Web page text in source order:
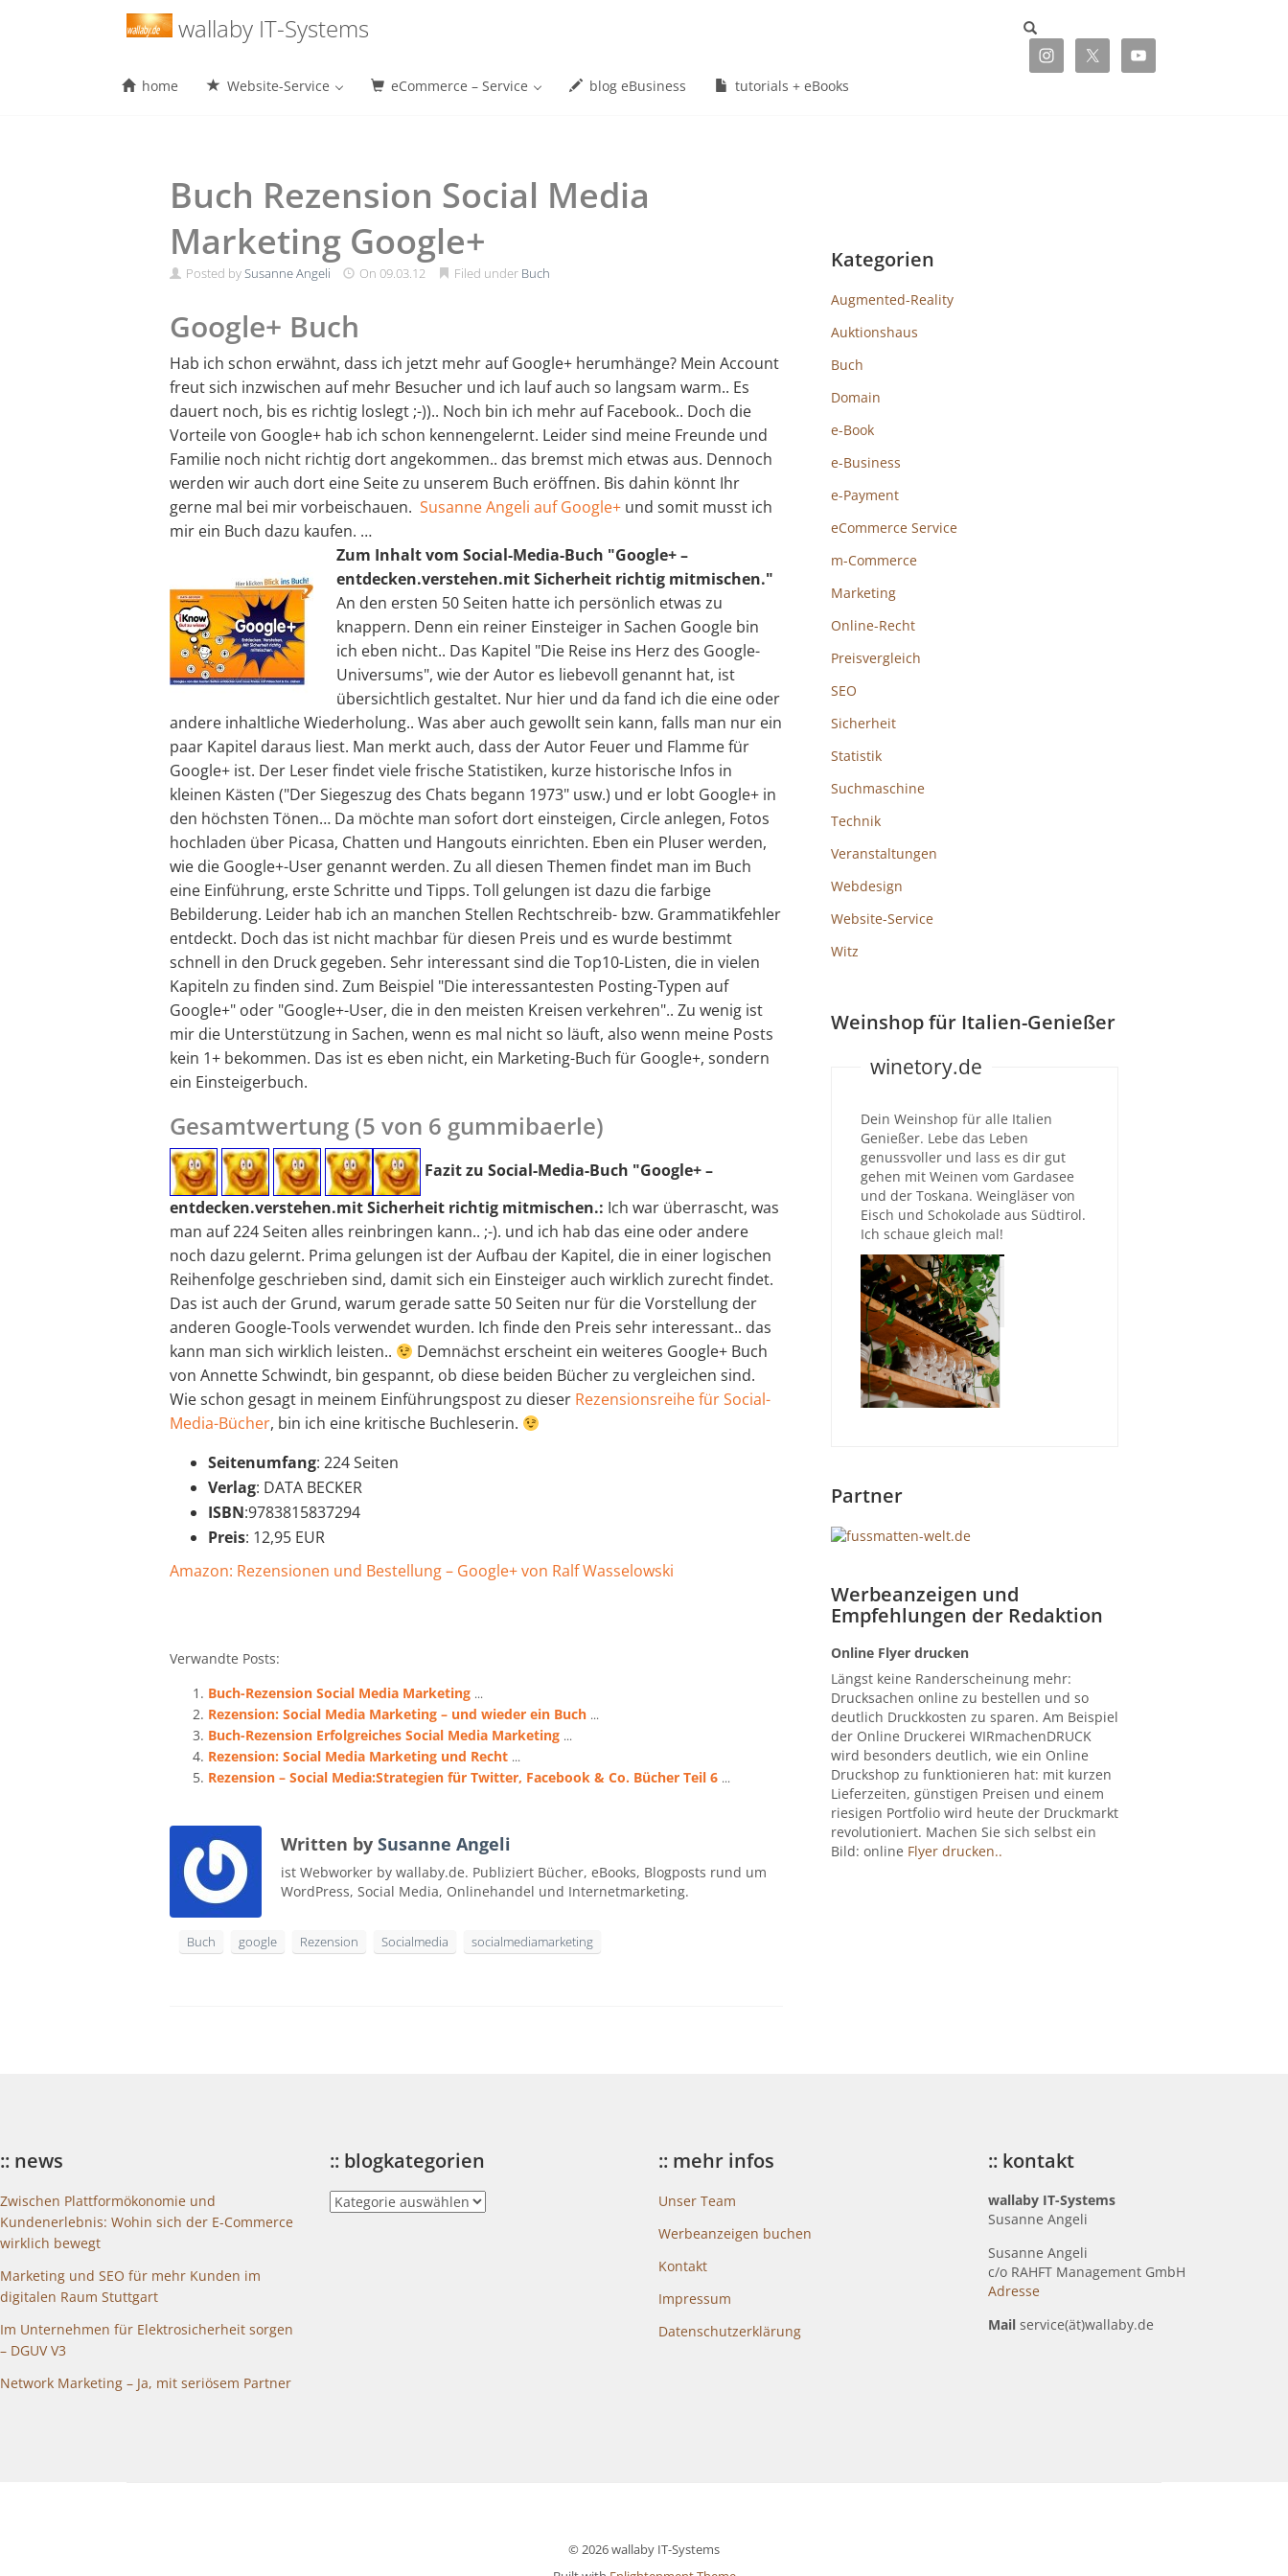
wallaby IT-Systems
Menu
home Website-Service eCommerce – Service blog eBusiness tutorials + eBooks
Buch Rezension Social Media
Marketing Google+
Posted bySusanne Angeli On 09.03.12 Filed under Buch
Google+ Buch
Hab ich schon erwähnt, dass ich jetzt mehr auf Google+ herumhänge? Mein Account
freut sich inzwischen auf mehr Besucher und ich lauf auch so langsam warm.. Es
dauert noch, bis es richtig loslegt ;-)).. Noch bin ich mehr auf Facebook.. Doch die
Vorteile von Google+ hab ich schon kennengelernt. Leider sind meine Freunde und
Familie noch nicht richtig dort angekommen.. das bremst mich etwas aus. Dennoch
werden wir auch dort eine Seite zu unserem Buch eröffnen. Bis dahin könnt Ihr
gerne mal bei mir vorbeischauen. Susanne Angeli auf Google+ und somit musst ich
mir ein Buch dazu kaufen. …
Zum Inhalt vom Social-Media-Buch "Google+ –
entdecken.verstehen.mit Sicherheit richtig mitmischen."
An den ersten 50 Seiten hatte ich persönlich etwas zu
knappern. Denn ein reiner Einsteiger in Sachen Google bin
ich eben nicht.. Das Kapitel "Die Reise ins Herz des Google-
Universums", wie der Autor es liebevoll genannt hat, ist
übersichtlich gestaltet. Nur hier und da fand ich die eine oder
andere inhaltliche Wiederholung.. Was aber auch gewollt sein kann, falls man nur ein
paar Kapitel daraus liest. Man merkt auch, dass der Autor Feuer und Flamme für
Google+ ist. Der Leser findet viele frische Statistiken, kurze historische Infos in
kleinen Kästen ("Der Siegeszug des Chats begann 1973" usw.) und er lobt Google+ in
den höchsten Tönen… Da möchte man sofort dort einsteigen, Circle anlegen, Fotos
hochladen über Picasa, Chatten und Hangouts einrichten. Eben ein Pluser werden,
wie die Google+-User genannt werden. Zu all diesen Themen findet man im Buch
eine Einführung, erste Schritte und Tipps. Toll gelungen ist dazu die farbige
Bebilderung. Leider hab ich an manchen Stellen Rechtschreib- bzw. Grammatikfehler
entdeckt. Doch das ist nicht machbar für diesen Preis und es wurde bestimmt
schnell in den Druck gegeben. Sehr interessant sind die Top10-Listen, die in vielen
Kapiteln zu finden sind. Zum Beispiel "Die interessantesten Posting-Typen auf
Google+" oder "Google+-User, die in den meisten Kreisen verkehren".. Zu wenig ist
mir die Unterstützung in Sachen, wenn es mal nicht so läuft, also wenn meine Posts
kein 1+ bekommen. Das ist es eben nicht, ein Marketing-Buch für Google+, sondern
ein Einsteigerbuch.
Gesamtwertung (5 von 6 gummibaerle)
Fazit zu Social-Media-Buch "Google+ –
entdecken.verstehen.mit Sicherheit richtig mitmischen.: Ich war überrascht, was
man auf 224 Seiten alles reinbringen kann.. ;-). und ich hab das eine oder andere
noch dazu gelernt. Prima gelungen ist der Aufbau der Kapitel, die in einer logischen
Reihenfolge geschrieben sind, damit sich ein Einsteiger auch wirklich zurecht findet.
Das ist auch der Grund, warum gerade satte 50 Seiten nur für die Vorstellung der
anderen Google-Tools verwendet wurden. Ich finde den Preis sehr interessant.. das
kann man sich wirklich leisten..
Demnächst erscheint ein weiteres Google+ Buch
von Annette Schwindt, bin gespannt, ob diese beiden Bücher zu vergleichen sind.
Wie schon gesagt in meinem Einführungspost zu dieser Rezensionsreihe für Social-
Media-Bücher, bin ich eine kritische Buchleserin.
Seitenumfang: 224 Seiten
Verlag: DATA BECKER
ISBN:9783815837294
Preis: 12,95 EUR
Amazon: Rezensionen und Bestellung – Google+ von Ralf Wasselowski
Verwandte Posts:
Buch-Rezension Social Media Marketing ...
Rezension: Social Media Marketing – und wieder ein Buch ...
Buch-Rezension Erfolgreiches Social Media Marketing ...
Rezension: Social Media Marketing und Recht ...
Rezension – Social Media:Strategien für Twitter, Facebook & Co. Bücher Teil 6 ...
Written by Susanne Angeli
ist Webworker by wallaby.de. Publiziert Bücher, eBooks, Blogposts rund um
WordPress, Social Media, Onlinehandel und Internetmarketing.
Buch google Rezension Socialmedia socialmediamarketing
Kategorien
Augmented-Reality
Auktionshaus
Buch
Domain
e-Book
e-Business
e-Payment
eCommerce Service
m-Commerce
Marketing
Online-Recht
Preisvergleich
SEO
Sicherheit
Statistik
Suchmaschine
Technik
Veranstaltungen
Webdesign
Website-Service
Witz
Weinshop für Italien-Genießer
winetory.de
Dein Weinshop für alle Italien
Genießer. Lebe das Leben
genussvoller und lass es dir gut
gehen mit Weinen vom Gardasee
und der Toskana. Weingläser von
Eisch und Schokolade aus Südtirol.
Ich schaue gleich mal!
Partner
Werbeanzeigen und
Empfehlungen der Redaktion
Online Flyer drucken
Längst keine Randerscheinung mehr:
Drucksachen online zu bestellen und so
deutlich Druckkosten zu sparen. Am Beispiel
der Online Druckerei WIRmachenDRUCK
wird besonders deutlich, wie ein Online
Druckshop zu funktionieren hat: mit kurzen
Lieferzeiten, günstigen Preisen und einem
riesigen Portfolio wird heute der Druckmarkt
revolutioniert. Machen Sie sich selbst ein
Bild: online Flyer drucken..
:: news
Zwischen Plattformökonomie und
Kundenerlebnis: Wohin sich der E-Commerce
wirklich bewegt
Marketing und SEO für mehr Kunden im
digitalen Raum Stuttgart
Im Unternehmen für Elektrosicherheit sorgen
– DGUV V3
Network Marketing – Ja, mit seriösem Partner
:: blogkategorien
::
blogkategorien
:: mehr infos
Unser Team
Werbeanzeigen buchen
Kontakt
Impressum
Datenschutzerklärung
:: kontakt
wallaby IT-Systems
Susanne Angeli
Susanne Angeli
c/o RAHFT Management GmbH
Adresse
Mailservice(ät)wallaby.de
© 2026 wallaby IT-Systems